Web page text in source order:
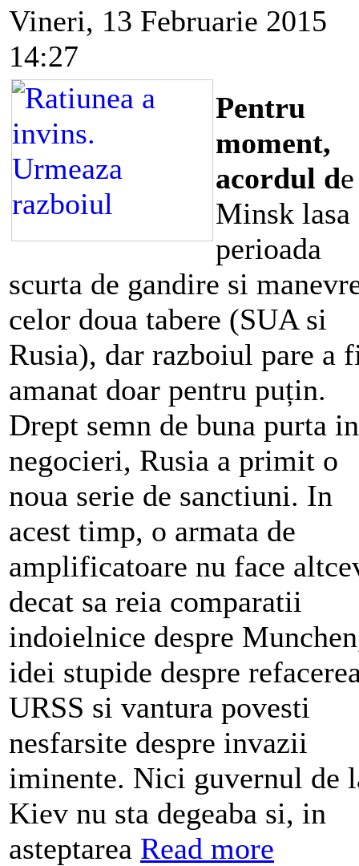
Vineri, 13 Februarie 2015
14:27
Pentru
moment,
acordul d
Minsk lasa
perioada
scurta de gandire si
celor doua tabere (SUA si
Rusia), dar razboiul pare a
amanat doar pentru puțin.
Drept semn de buna purta in
negocieri, Rusia a primit o
noua serie de sanctiuni. In
acest timp, o armata de
amplificatoare nu face
decat sa reia comparatii
indoielnice despre
idei stupide despre
URSS si vantura povesti
nesfarsite despre invazii
iminente. Nici guvernul de
Kiev nu sta degeaba si, in
asteptarea Read more